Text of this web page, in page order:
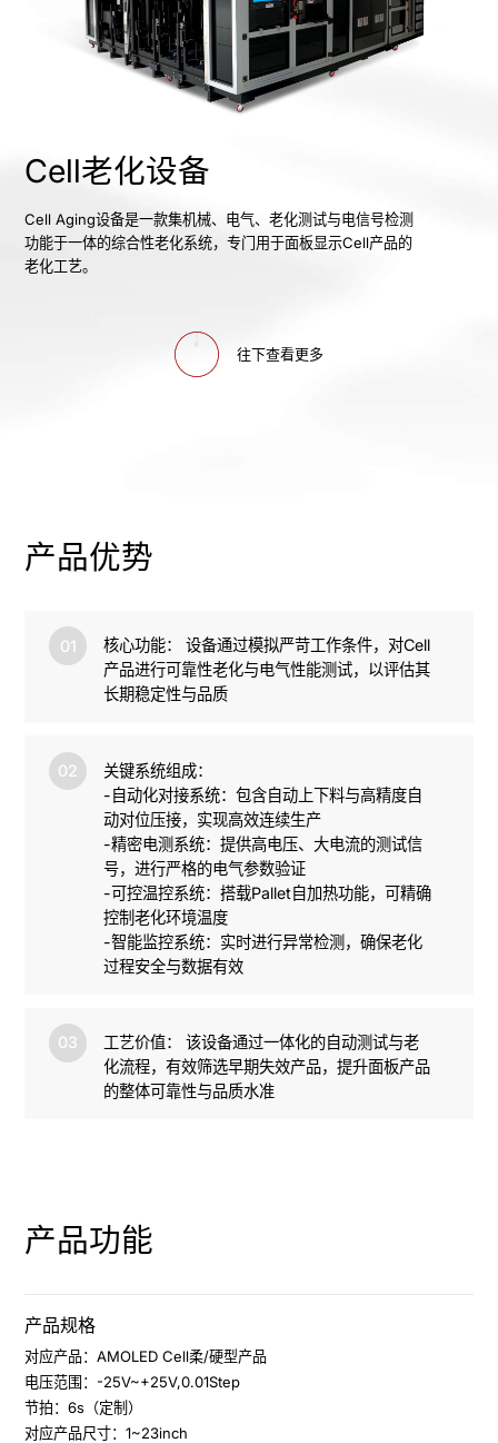
Cell老化设备
Cell Aging设备是一款集机械、电气、老化测试与电信号检测
功能于一体的综合性老化系统，专门用于面板显示Cell产品的
老化工艺。
往下查看更多
产品优势
01
核心功能： 设备通过模拟严苛工作条件，对Cell
产品进行可靠性老化与电气性能测试，以评估其
长期稳定性与品质
02
关键系统组成：
-自动化对接系统：包含自动上下料与高精度自
动对位压接，实现高效连续生产
-精密电测系统：提供高电压、大电流的测试信
号，进行严格的电气参数验证
-可控温控系统：搭载Pallet自加热功能，可精确
控制老化环境温度
-智能监控系统：实时进行异常检测，确保老化
过程安全与数据有效
03
工艺价值： 该设备通过一体化的自动测试与老
化流程，有效筛选早期失效产品，提升面板产品
的整体可靠性与品质水准
产品功能
产品规格
对应产品：AMOLED Cell柔/硬型产品
电压范围：-25V~+25V,0.01Step
节拍：6s（定制）
对应产品尺寸：1~23inch